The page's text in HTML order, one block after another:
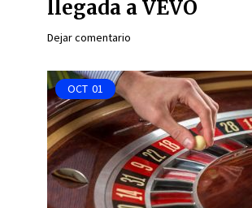
llegada a VEVO
Dejar comentario
OCT 01